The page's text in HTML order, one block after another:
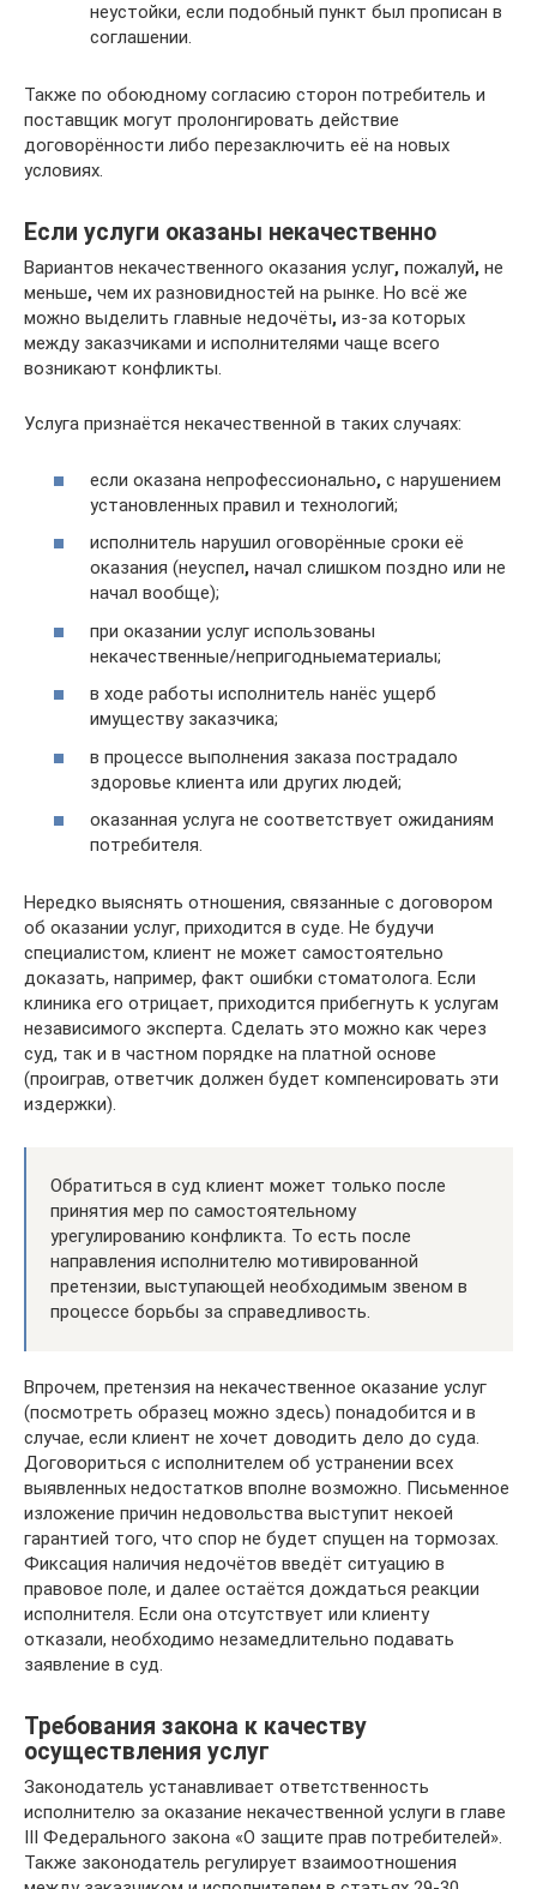
неустойки, если подобный пункт был прописан в
соглашении.
Также по обоюдному согласию сторон потребитель и
поставщик могут пролонгировать действие
договорённости либо перезаключить её на новых
условиях.
Если услуги оказаны некачественно
Вариантов некачественного оказания услуг, пожалуй, не
меньше, чем их разновидностей на рынке. Но всё же
можно выделить главные недочёты, из-за которых
между заказчиками и исполнителями чаще всего
возникают конфликты.
Услуга признаётся некачественной в таких случаях:
если оказана непрофессионально, с нарушением
установленных правил и технологий;
исполнитель нарушил оговорённые сроки её
оказания (неуспел, начал слишком поздно или не
начал вообще);
при оказании услуг использованы
некачественные/непригодныематериалы;
в ходе работы исполнитель нанёс ущерб
имуществу заказчика;
в процессе выполнения заказа пострадало
здоровье клиента или других людей;
оказанная услуга не соответствует ожиданиям
потребителя.
Нередко выяснять отношения, связанные с договором
об оказании услуг, приходится в суде. Не будучи
специалистом, клиент не может самостоятельно
доказать, например, факт ошибки стоматолога. Если
клиника его отрицает, приходится прибегнуть к услугам
независимого эксперта. Сделать это можно как через
суд, так и в частном порядке на платной основе
(проиграв, ответчик должен будет компенсировать эти
издержки).
Обратиться в суд клиент может только после
принятия мер по самостоятельному
урегулированию конфликта. То есть после
направления исполнителю мотивированной
претензии, выступающей необходимым звеном в
процессе борьбы за справедливость.
Впрочем, претензия на некачественное оказание услуг
(посмотреть образец можно здесь) понадобится и в
случае, если клиент не хочет доводить дело до суда.
Договориться с исполнителем об устранении всех
выявленных недостатков вполне возможно. Письменное
изложение причин недовольства выступит некоей
гарантией того, что спор не будет спущен на тормозах.
Фиксация наличия недочётов введёт ситуацию в
правовое поле, и далее остаётся дождаться реакции
исполнителя. Если она отсутствует или клиенту
отказали, необходимо незамедлительно подавать
заявление в суд.
Требования закона к качеству
осуществления услуг
Законодатель устанавливает ответственность
исполнителю за оказание некачественной услуги в главе
III Федерального закона «О защите прав потребителей».
Также законодатель регулирует взаимоотношения